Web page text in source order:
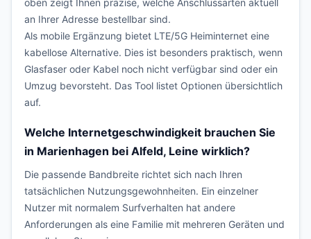
oben zeigt Ihnen präzise, welche Anschlussarten aktuell
an Ihrer Adresse bestellbar sind.
Als mobile Ergänzung bietet LTE/5G Heiminternet eine
kabellose Alternative. Dies ist besonders praktisch, wenn
Glasfaser oder Kabel noch nicht verfügbar sind oder ein
Umzug bevorsteht. Das Tool listet Optionen übersichtlich
auf.
Welche Internetgeschwindigkeit brauchen Sie
in Marienhagen bei Alfeld, Leine wirklich?
Die passende Bandbreite richtet sich nach Ihren
tatsächlichen Nutzungsgewohnheiten. Ein einzelner
Nutzer mit normalem Surfverhalten hat andere
Anforderungen als eine Familie mit mehreren Geräten und